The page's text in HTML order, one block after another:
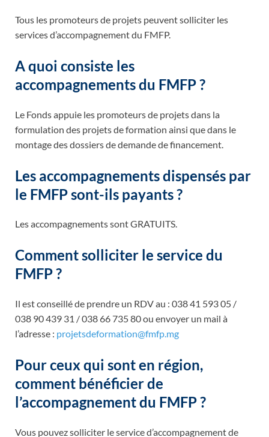
Tous les promoteurs de projets peuvent solliciter les
services d’accompagnement du FMFP.
A quoi consiste les
accompagnements du FMFP ?
Le Fonds appuie les promoteurs de projets dans la
formulation des projets de formation ainsi que dans le
montage des dossiers de demande de financement.
Les accompagnements dispensés par
le FMFP sont-ils payants ?
Les accompagnements sont GRATUITS.
Comment solliciter le service du
FMFP ?
Il est conseillé de prendre un RDV au : 038 41 593 05 /
038 90 439 31 / 038 66 735 80 ou envoyer un mail à
l’adresse : projetsdeformation@fmfp.mg
Pour ceux qui sont en région,
comment bénéficier de
l’accompagnement du FMFP ?
Vous pouvez solliciter le service d’accompagnement de